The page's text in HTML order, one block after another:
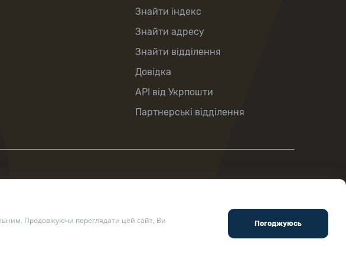
Знайти індекс
Знайти адресу
Знайти відділення
Довідка
API від Укрпошти
Партнерські відділення
Продовжуючи переглядати цей сайт, Ви